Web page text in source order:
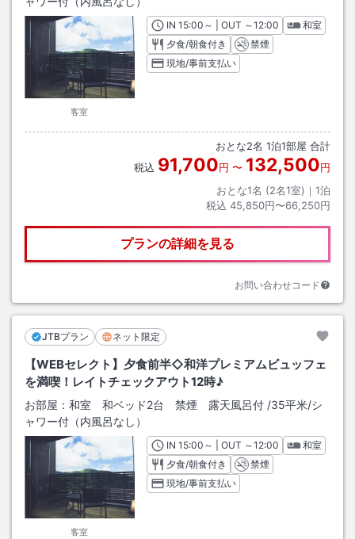
客室
INチェックイン
15:00 ～ | OUT チェックアウト
～12:00
和室
夕食/朝食付き
禁煙
現地/事前支払い
おとな2名 1泊1部屋 合計
税込 91,700円 〜 132,500円
おとな1名 (2名1室)｜ 1泊
税込 45,850円〜66,250円
プランの詳細を見る
お問い合わせコード
JTBプラン ネット限定
【WEBセレクト】夕食前半◇和洋プレミアムビュッフェ
を満喫！レイトチェックアウト12時♪
お部屋： 和室 和ベッド2台 禁煙 露天風呂付 /35平米/シ
ャワー付（内風呂なし）
客室
INチェックイン
15:00 ～ | OUT チェックアウト
～12:00
和室
夕食/朝食付き
禁煙
現地/事前支払い